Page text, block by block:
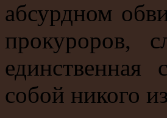
абсурдном
прокуроров,
собой никого